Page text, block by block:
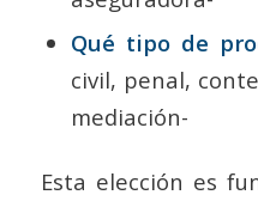
Qué tipo de
civil, penal,
mediación-
Esta elección es